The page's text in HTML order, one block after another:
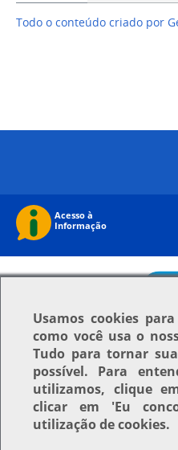
Todo o conteúdo criado por
Usamos cookiespara
como você usa o
Tudo para tornar
possível. Para
utilizamos, clique
clicar em 'Eu
utilização de cookies.